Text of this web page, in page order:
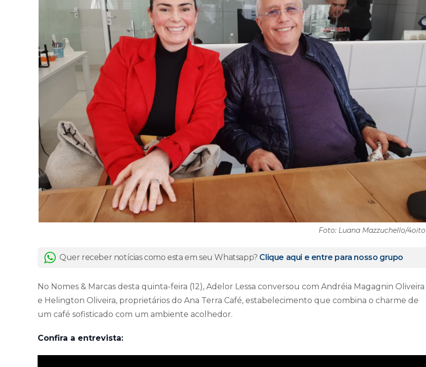
Foto: Luana Mazzuchello/4oito
Quer receber notícias como esta em seu Whatsapp? Clique aqui e entre para nosso grupo
No Nomes & Marcas desta quinta-feira (12), Adelor Lessa conversou com Andréia Magagnin Oliveira
e Helington Oliveira, proprietários do Ana Terra Café, estabelecimento que combina o charme de
um café sofisticado com um ambiente acolhedor.
Confira a entrevista: